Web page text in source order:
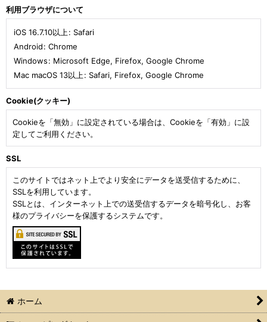
利用ブラウザについて
iOS 16.7.10以上: Safari
Android: Chrome
Windows: Microsoft Edge, Firefox, Google Chrome
Mac macOS 13以上: Safari, Firefox, Google Chrome
Cookie(クッキー)
Cookieを「無効」に設定されている場合は、Cookieを「有効」に設
定してご利用ください。
SSL
このサイトではネット上でより安全にデータを送受信するために、
SSLを利用しています。
SSLとは、インターネット上での送受信するデータを暗号化し、お客
様のプライバシーを保護するシステムです。
ホーム